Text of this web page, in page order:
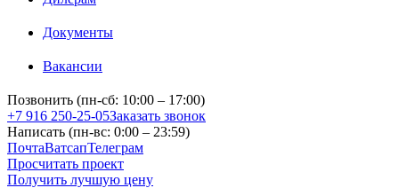
Документы
Вакансии
Позвонить (пн-сб: 10:00 – 17:00)
+7 916 250-25-05Заказать звонок
Написать (пн-вс: 0:00 – 23:59)
ПочтаВатсапТелеграм
Просчитать проект
Получить лучшую цену